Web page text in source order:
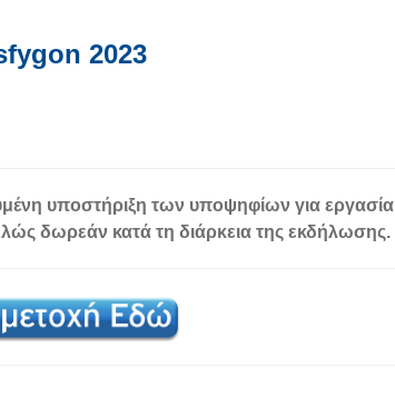
υποστήριξη των υποψηφίων για εργασία
δωρεάν κατά τη διάρκεια της εκδήλωσης.